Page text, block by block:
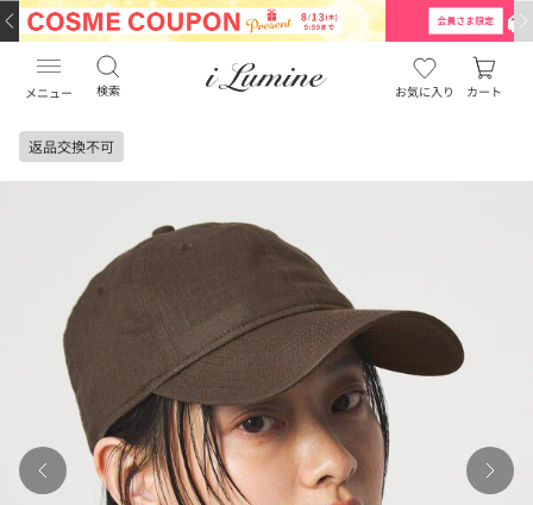
メニュー 検索 お気に入り カート
返品交換不可